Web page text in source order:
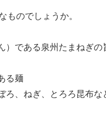
ものでしょうか。
）である泉州たまねぎ
る麺
、ねぎ、とろろ昆布な